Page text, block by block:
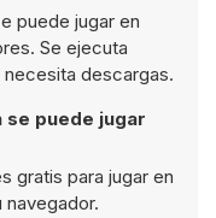
puede jugar en
Se ejecuta
descargas.
se puede jugar
gratis para jugar en